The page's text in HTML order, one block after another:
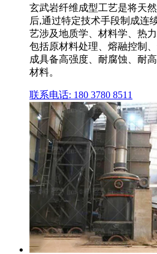
玄武岩纤维成型工艺是将天
后,通过特定技术手段制成连
艺涉及地质学、材料学、热
包括原材料处理、熔融控制
成具备高强度、耐腐蚀、耐
材料。
联系电话: 180 3780 8511